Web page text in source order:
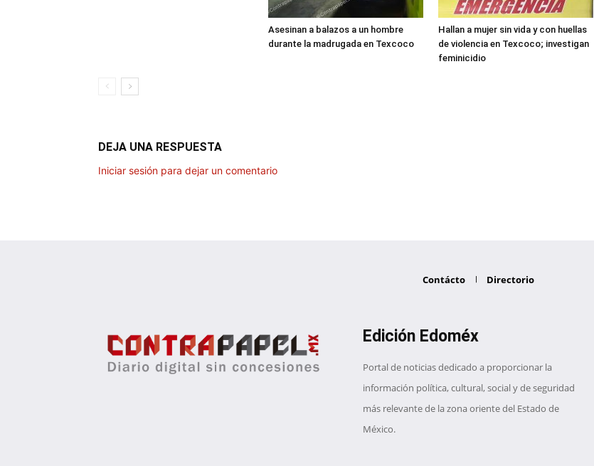
Asesinan a balazos a un hombre
durante la madrugada en Texcoco
Hallan a mujer sin vida y con huellas
de violencia en Texcoco; investigan
feminicidio
DEJA UNA RESPUESTA
Iniciar sesión para dejar un comentario
Contácto Directorio
Edición Edoméx
Portal de noticias dedicado a proporcionar la
información política, cultural, social y de seguridad
más relevante de la zona oriente del Estado de
México.